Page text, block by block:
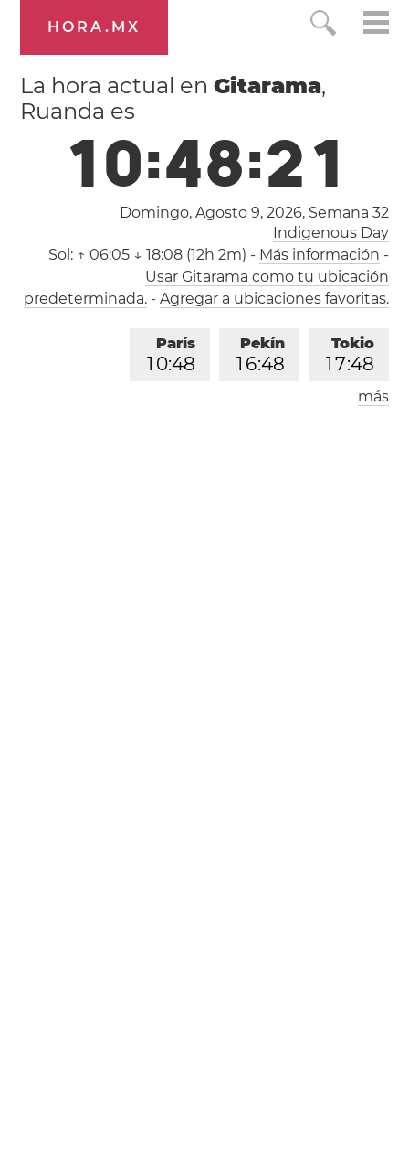
HORA.MX
La hora actual enGitarama,
Ruanda es
10:48:22
Domingo, Agosto 9, 2026, Semana 32
Indigenous Day
Sol: ↑ 06:05 ↓ 18:08 (12h 2m) - Más información -
Usar Gitarama como tu ubicación
predeterminada.- Agregar a ubicaciones favoritas.
Tokio
1 7:48
Pekín
1 6:48
París
1 0:48
Londres
más